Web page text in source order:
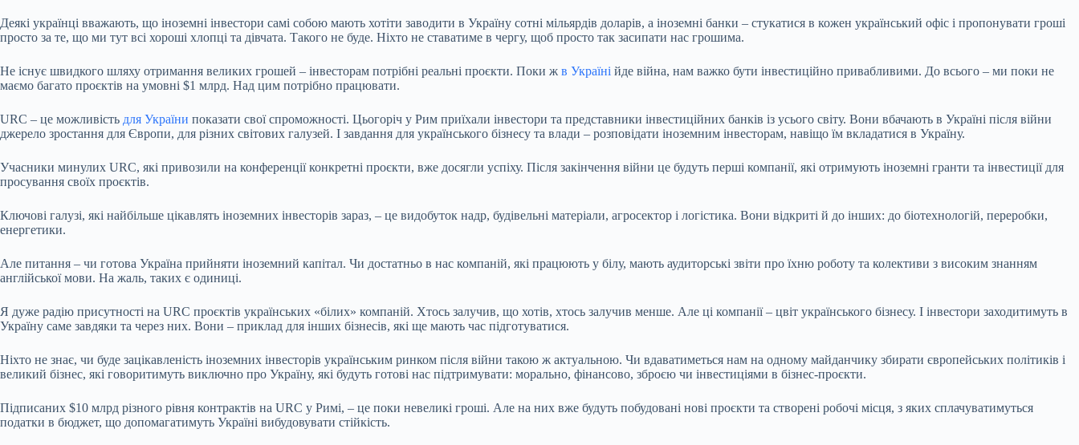
Деякі українці вважають, що іноземні інвестори самі собою мають хотіти заводити в Україну сотні мільярдів доларів, а іноземні банки – стукатися в кожен український офіс і пропонувати гроші
просто за те, що ми тут всі хороші хлопці та дівчата. Такого не буде. Ніхто не ставатиме в чергу, щоб просто так засипати нас грошима.
Не існує швидкого шляху отримання великих грошей – інвесторам потрібні реальні проєкти. Поки ж в Україні йде війна, нам важко бути інвестиційно привабливими. До всього – ми поки не
маємо багато проєктів на умовні $1 млрд. Над цим потрібно працювати.
URC – це можливість для України показати свої спроможності. Цьогоріч у Рим приїхали інвестори та представники інвестиційних банків із усього світу. Вони вбачають в Україні після війни
джерело зростання для Європи, для різних світових галузей. І завдання для українського бізнесу та влади – розповідати іноземним інвесторам, навіщо їм вкладатися в Україну.
Учасники минулих URC, які привозили на конференції конкретні проєкти, вже досягли успіху. Після закінчення війни це будуть перші компанії, які отримують іноземні гранти та інвестиції для
просування своїх проєктів.
Ключові галузі, які найбільше цікавлять іноземних інвесторів зараз, – це видобуток надр, будівельні матеріали, агросектор і логістика. Вони відкриті й до інших: до біотехнологій, переробки,
енергетики.
Але питання – чи готова Україна прийняти іноземний капітал. Чи достатньо в нас компаній, які працюють у білу, мають аудиторські звіти про їхню роботу та колективи з високим знанням
англійської мови. На жаль, таких є одиниці.
Я дуже радію присутності на URC проєктів українських «білих» компаній. Хтось залучив, що хотів, хтось залучив менше. Але ці компанії – цвіт українського бізнесу. І інвестори заходитимуть в
Україну саме завдяки та через них. Вони – приклад для інших бізнесів, які ще мають час підготуватися.
Ніхто не знає, чи буде зацікавленість іноземних інвесторів українським ринком після війни такою ж актуальною. Чи вдаватиметься нам на одному майданчику збирати європейських політиків і
великий бізнес, які говоритимуть виключно про Україну, які будуть готові нас підтримувати: морально, фінансово, зброєю чи інвестиціями в бізнес-проєкти.
Підписаних $10 млрд різного рівня контрактів на URC у Римі, – це поки невеликі гроші. Але на них вже будуть побудовані нові проєкти та створені робочі місця, з яких сплачуватимуться
податки в бюджет, що допомагатимуть Україні вибудовувати стійкість.